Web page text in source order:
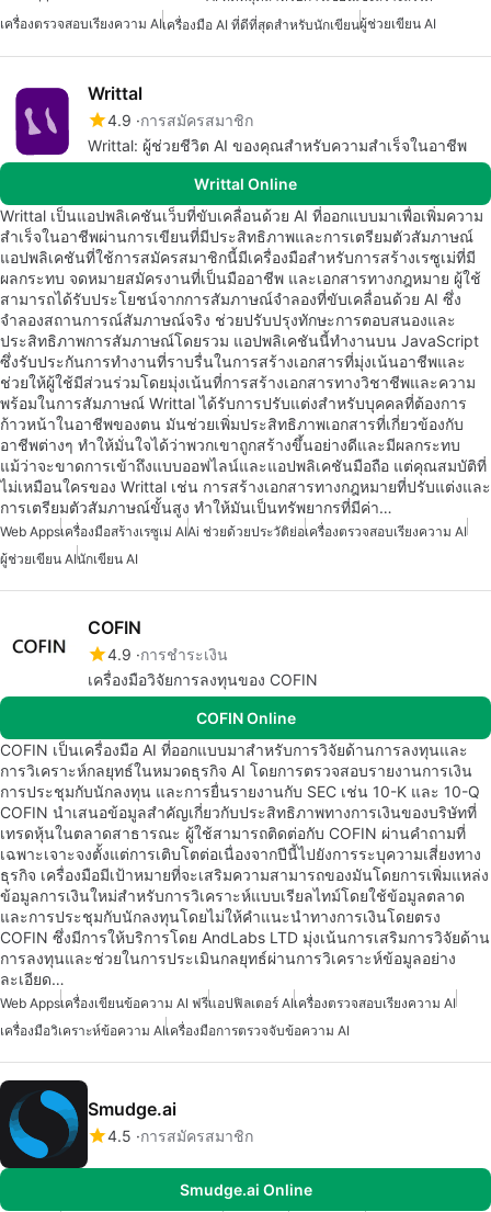
เครื่องตรวจสอบเรียงความ AIเครื่องมือ AI ที่ดีที่สุดสำหรับนักเขียนผู้ช่วยเขียน AI
Writtal
4.9 การสมัครสมาชิก
Writtal: ผู้ช่วยชีวิต AI ของคุณสำหรับความสำเร็จในอาชีพ
Writtal Online
Writtal เป็นแอปพลิเคชันเว็บที่ขับเคลื่อนด้วย AI ที่ออกแบบมาเพื่อเพิ่มความ
สำเร็จในอาชีพผ่านการเขียนที่มีประสิทธิภาพและการเตรียมตัวสัมภาษณ์
แอปพลิเคชันที่ใช้การสมัครสมาชิกนี้มีเครื่องมือสำหรับการสร้างเรซูเม่ที่มี
ผลกระทบ จดหมายสมัครงานที่เป็นมืออาชีพ และเอกสารทางกฎหมาย ผู้ใช้
สามารถได้รับประโยชน์จากการสัมภาษณ์จำลองที่ขับเคลื่อนด้วย AI ซึ่ง
จำลองสถานการณ์สัมภาษณ์จริง ช่วยปรับปรุงทักษะการตอบสนองและ
ประสิทธิภาพการสัมภาษณ์โดยรวม แอปพลิเคชันนี้ทำงานบน JavaScript
ซึ่งรับประกันการทำงานที่ราบรื่นในการสร้างเอกสารที่มุ่งเน้นอาชีพและ
ช่วยให้ผู้ใช้มีส่วนร่วมโดยมุ่งเน้นที่การสร้างเอกสารทางวิชาชีพและความ
พร้อมในการสัมภาษณ์ Writtal ได้รับการปรับแต่งสำหรับบุคคลที่ต้องการ
ก้าวหน้าในอาชีพของตน มันช่วยเพิ่มประสิทธิภาพเอกสารที่เกี่ยวข้องกับ
อาชีพต่างๆ ทำให้มั่นใจได้ว่าพวกเขาถูกสร้างขึ้นอย่างดีและมีผลกระทบ
แม้ว่าจะขาดการเข้าถึงแบบออฟไลน์และแอปพลิเคชันมือถือ แต่คุณสมบัติที่
ไม่เหมือนใครของ Writtal เช่น การสร้างเอกสารทางกฎหมายที่ปรับแต่งและ
การเตรียมตัวสัมภาษณ์ขั้นสูง ทำให้มันเป็นทรัพยากรที่มีค่า…
Web Appsเครื่องมือสร้างเรซูเม่ AIAi ช่วยด้วยประวัติย่อเครื่องตรวจสอบเรียงความ AI
ผู้ช่วยเขียน AIนักเขียน AI
COFIN
4.9 การชำระเงิน
เครื่องมือวิจัยการลงทุนของ COFIN
COFIN Online
COFIN เป็นเครื่องมือ AI ที่ออกแบบมาสำหรับการวิจัยด้านการลงทุนและ
การวิเคราะห์กลยุทธ์ในหมวดธุรกิจ AI โดยการตรวจสอบรายงานการเงิน
การประชุมกับนักลงทุน และการยื่นรายงานกับ SEC เช่น 10-K และ 10-Q
COFIN นำเสนอข้อมูลสำคัญเกี่ยวกับประสิทธิภาพทางการเงินของบริษัทที่
เทรดหุ้นในตลาดสาธารณะ ผู้ใช้สามารถติดต่อกับ COFIN ผ่านคำถามที่
เฉพาะเจาะจงตั้งแต่การเติบโตต่อเนื่องจากปีนี้ไปยังการระบุความเสี่ยงทาง
ธุรกิจ เครื่องมือมีเป้าหมายที่จะเสริมความสามารถของมันโดยการเพิ่มแหล่ง
ข้อมูลการเงินใหม่สำหรับการวิเคราะห์แบบเรียลไทม์โดยใช้ข้อมูลตลาด
และการประชุมกับนักลงทุนโดยไม่ให้คำแนะนำทางการเงินโดยตรง
COFIN ซึ่งมีการให้บริการโดย AndLabs LTD มุ่งเน้นการเสริมการวิจัยด้าน
การลงทุนและช่วยในการประเมินกลยุทธ์ผ่านการวิเคราะห์ข้อมูลอย่าง
ละเอียด…
Web Appsเครื่องเขียนข้อความ AI ฟรีแอปฟิลเตอร์ AIเครื่องตรวจสอบเรียงความ AI
เครื่องมือวิเคราะห์ข้อความ AIเครื่องมือการตรวจจับข้อความ AI
Smudge.ai
4.5 การสมัครสมาชิก
Smudge.ai Online